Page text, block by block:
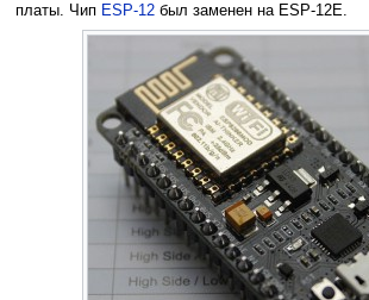
платы. Чип ESP-12был заменен на ESP-12E.